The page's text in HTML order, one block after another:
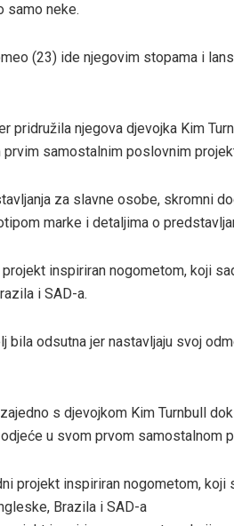
samo neke.
(23) ide njegovim stopama i
pridružila njegova djevojka Kim
samostalnim poslovnim
za slavne osobe, skromni
marke i detaljima o
inspiriran nogometom, koji
i SAD-a.
bila odsutna jer nastavljaju svoj
s djevojkom Kim Turnbull
u svom prvom samostalnom